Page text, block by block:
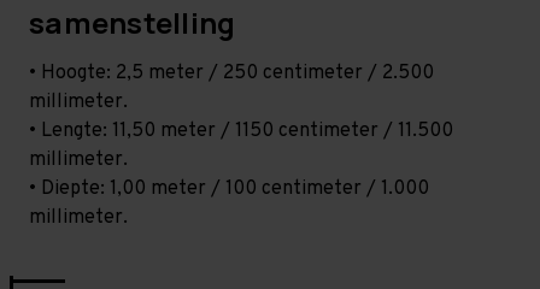
samenstelling
• Hoogte: 2,5 meter / 250 centimeter / 2.500
millimeter.
• Lengte: 11,50 meter / 1150 centimeter / 11.500
millimeter.
• Diepte: 1,00 meter / 100 centimeter / 1.000
millimeter.